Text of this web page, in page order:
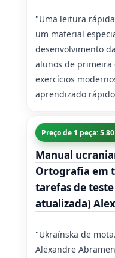
"Uma leitura
um material
desenvolvimento
alunos de primeira
exercícios
aprendizado
Preço de 1 peça:
Manual
Ortografia em
tarefas de
atualizada)
"Ukraїnska de
Alexandre